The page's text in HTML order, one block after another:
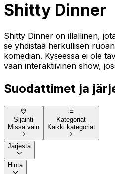
Shitty Dinner
Shitty Dinner on illallinen,
se yhdistää herkullisen
komedian. Kyseessä ei ole
vaan interaktiivinen show,
Suodattimet ja
Sijainti
Missä vain
Kategoriat
Kaikki kategoriat
Järjestä
Hinta